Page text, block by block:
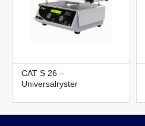
CAT S 26 –
Universalryster